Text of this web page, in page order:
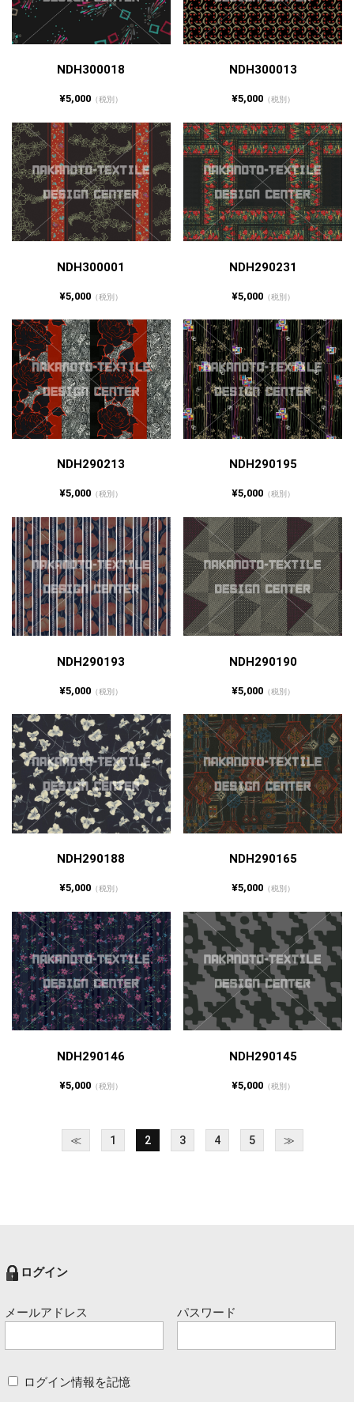
NDH300018
¥5,000 （税別）
NDH300013
¥5,000（税別）
NDH300001
¥5,000 （税別）
NDH290231
¥5,000（税別）
NDH290213
¥5,000 （税別）
NDH290195
¥5,000（税別）
NDH290193
¥5,000 （税別）
NDH290190
¥5,000（税別）
NDH290188
¥5,000 （税別）
NDH290165
¥5,000（税別）
NDH290146
¥5,000 （税別）
NDH290145
¥5,000（税別）
≪ 1 2 3 4 5 ≫
ログイン
メールアドレス パスワード
ログイン情報を記憶